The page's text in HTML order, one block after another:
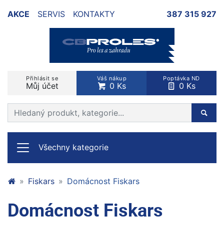
AKCE SERVIS KONTAKTY 387 315 927
Přihlásit se
Můj účet
Váš nákup
0 Ks
Poptávka ND
0 Ks
Prohledat web
Všechny kategorie
Fiskars Domácnost Fiskars
Domácnost Fiskars